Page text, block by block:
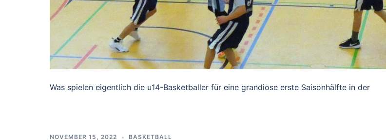
Was spielen eigentlich die u14-Basketballer für eine grandiose erste Saisonhälfte in der
NOVEMBER 15, 2022 BASKETBALL